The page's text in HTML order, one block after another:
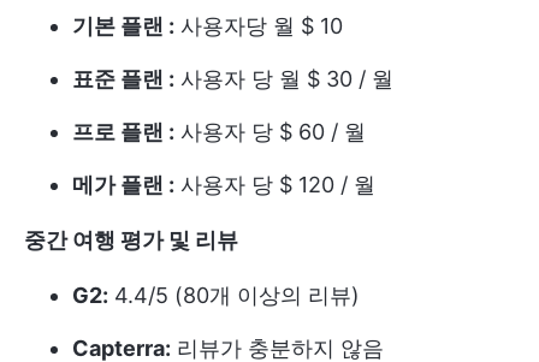
기본 플랜 : 사용자당 월 $ 10
표준 플랜 : 사용자 당 월 $ 30 / 월
프로 플랜 : 사용자 당 $ 60 / 월
메가 플랜 : 사용자 당 $ 120 / 월
중간 여행 평가 및 리뷰
G2: 4.4/5 (80개 이상의 리뷰)
Capterra: 리뷰가 충분하지 않음